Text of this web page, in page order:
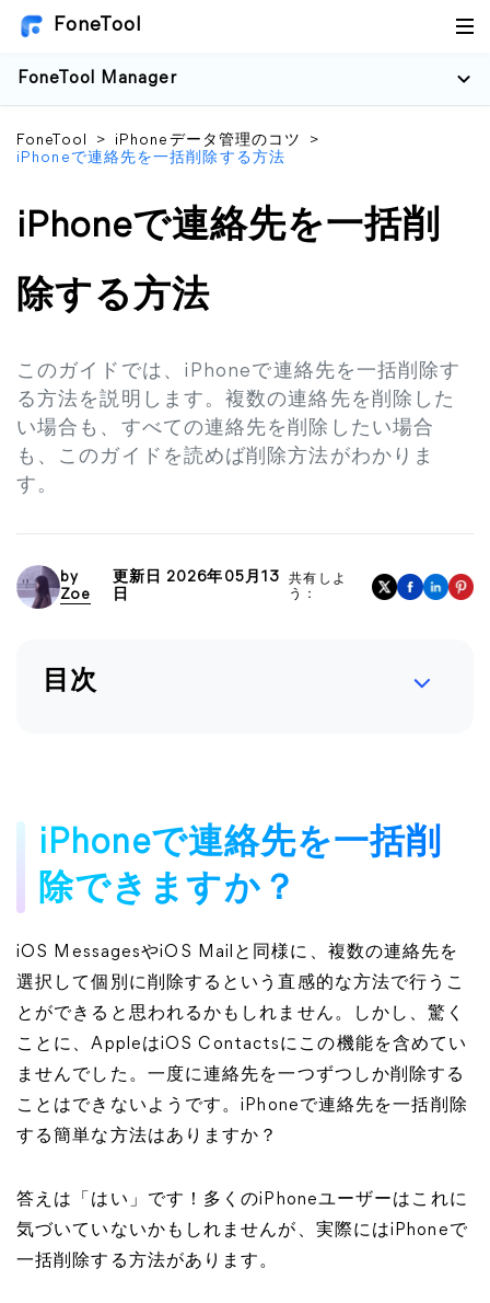
FoneTool
FoneTool Manager
FoneTool > iPhoneデータ管理のコツ
>
iPhoneで連絡先を一括削除する方法
iPhoneで連絡先を一括削
除する方法
このガイドでは、iPhoneで連絡先を一括削除す
る方法を説明します。複数の連絡先を削除した
い場合も、すべての連絡先を削除したい場合
も、このガイドを読めば削除方法がわかりま
す。
by
Zoe
更新日 2026年05月13
日
共有しよ
う：
目次
iPhoneで連絡先を一括削
除できますか？
iOS MessagesやiOS Mailと同様に、複数の連絡先を
選択して個別に削除するという直感的な方法で行うこ
とができると思われるかもしれません。しかし、驚く
ことに、AppleはiOS Contactsにこの機能を含めてい
ませんでした。一度に連絡先を一つずつしか削除する
ことはできないようです。iPhoneで連絡先を一括削除
する簡単な方法はありますか？
答えは「はい」です！多くのiPhoneユーザーはこれに
気づいていないかもしれませんが、実際にはiPhoneで
一括削除する方法があります。